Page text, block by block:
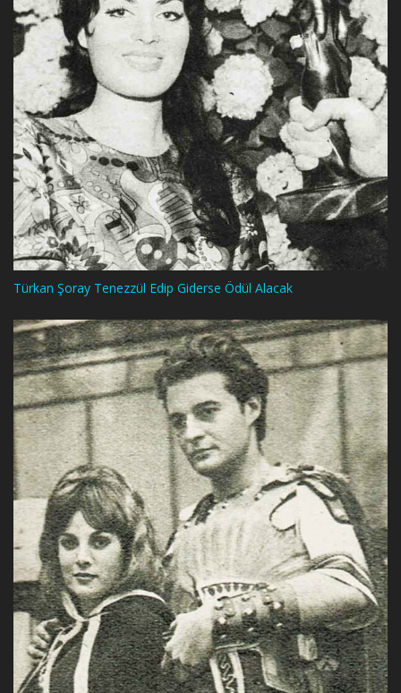
Türkan Şoray Tenezzül Edip Giderse Ödül Alacak